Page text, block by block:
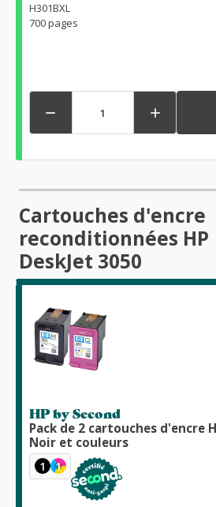
H301BXL
700 pages
 
Cartouches d'encre
reconditionnées HP
DeskJet 3050
HP by Second
Pack de 2 cartouches d'encre
Noir et couleurs
1 1